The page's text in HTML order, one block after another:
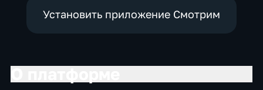
Установить приложение Смотрим